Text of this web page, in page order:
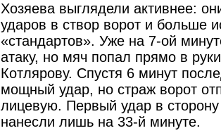
Хозяева выглядели активнее:
ударов в створ ворот и больше
«стандартов». Уже на 7-ой
атаку, но мяч попал прямо в
Котлярову. Спустя 6 минут
мощный удар, но страж ворот
лицевую. Первый удар в
нанесли лишь на 33-й минуте.